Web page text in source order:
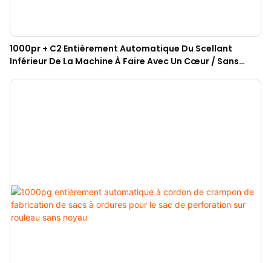
1000pr + C2 Entièrement Automatique Du Scellant
Inférieur De La Machine À Faire Avec Un Cœur / Sans